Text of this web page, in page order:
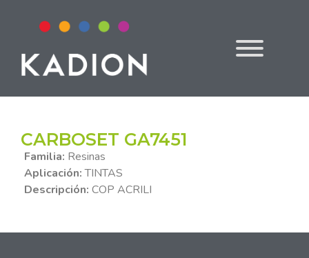
CARBOSET GA7451
Familia: Resinas
Aplicación:TINTAS
Descripción: COP ACRILI